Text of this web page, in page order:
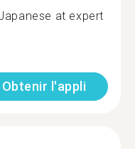
at expert
Obtenir l'appli